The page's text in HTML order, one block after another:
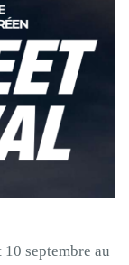
septembre au